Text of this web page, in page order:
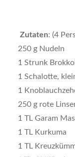
Zutaten: (4
250 g Nudeln
1 Strunk
1 Schalotte,
1
250 g rote
1 TL Garam
1 TL Kurkuma
1 TL